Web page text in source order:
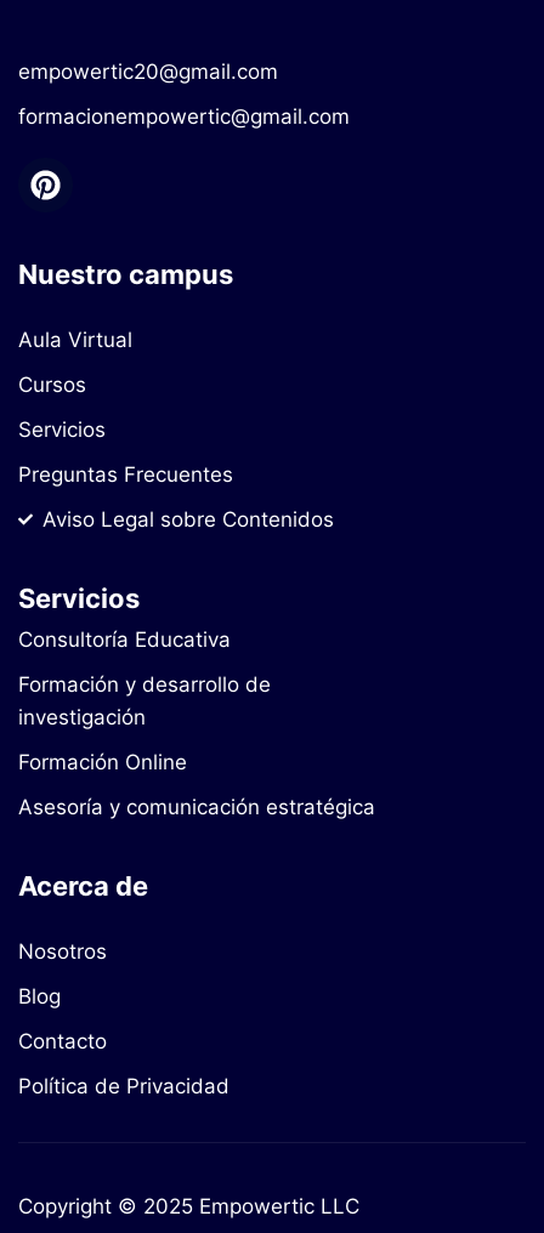
empowertic20@gmail.com
formacionempowertic@gmail.com
Nuestro campus
Aula Virtual
Cursos
Servicios
Preguntas Frecuentes
Aviso Legal sobre Contenidos
Servicios
Consultoría Educativa
Formación y desarrollo de
investigación
Formación Online
Asesoría y comunicación estratégica
Acerca de
Nosotros
Blog
Contacto
Política de Privacidad
Copyright © 2025 Empowertic LLC